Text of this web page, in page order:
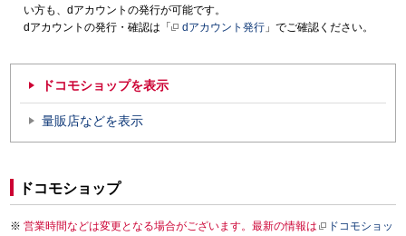
い方も、dアカウントの発行が可能です。
dアカウントの発行・確認は「
dアカウント発行 」でご確認ください。
ドコモショップを表示
量販店などを表示
ドコモショップ
営業時間などは変更となる場合がございます。最新の情報は
ドコモショッ